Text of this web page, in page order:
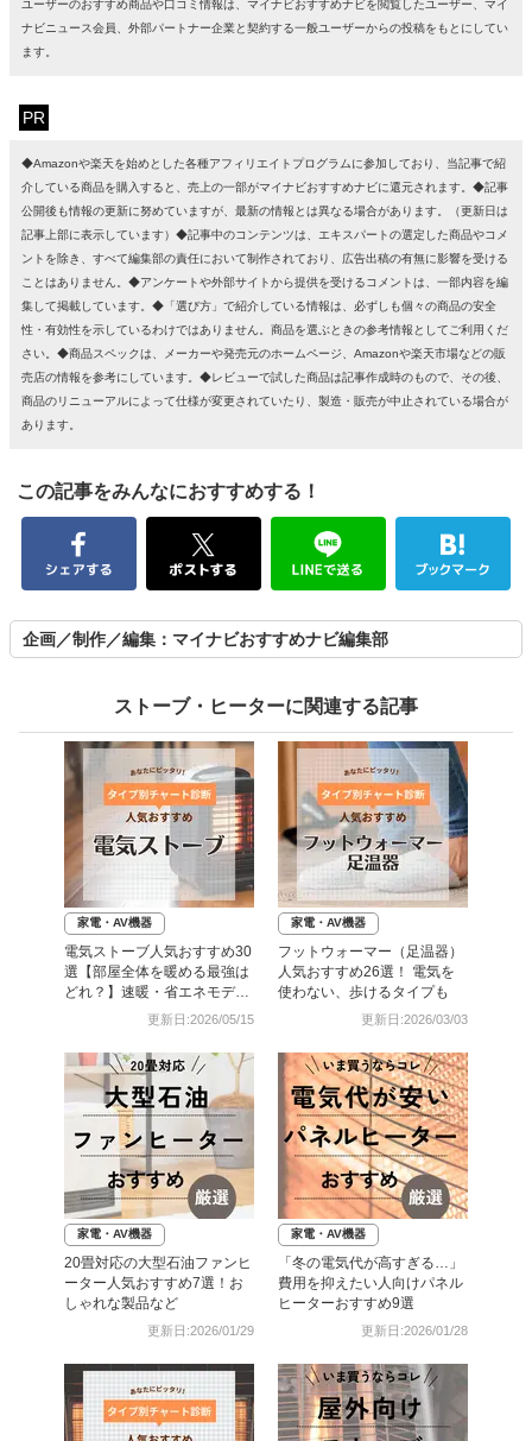
ユーザーのおすすめ商品や口コミ情報は、マイナビおすすめナビを閲覧したユーザー、マイ
ナビニュース会員、外部パートナー企業と契約する一般ユーザーからの投稿をもとにしてい
ます。
PR
◆Amazonや楽天を始めとした各種アフィリエイトプログラムに参加しており、当記事で紹
介している商品を購入すると、売上の一部がマイナビおすすめナビに還元されます。◆記事
公開後も情報の更新に努めていますが、最新の情報とは異なる場合があります。（更新日は
記事上部に表示しています）◆記事中のコンテンツは、エキスパートの選定した商品やコメ
ントを除き、すべて編集部の責任において制作されており、広告出稿の有無に影響を受ける
ことはありません。◆アンケートや外部サイトから提供を受けるコメントは、一部内容を編
集して掲載しています。◆「選び方」で紹介している情報は、必ずしも個々の商品の安全
性・有効性を示しているわけではありません。商品を選ぶときの参考情報としてご利用くだ
さい。◆商品スペックは、メーカーや発売元のホームページ、Amazonや楽天市場などの販
売店の情報を参考にしています。◆レビューで試した商品は記事作成時のもので、その後、
商品のリニューアルによって仕様が変更されていたり、製造・販売が中止されている場合が
あります。
この記事をみんなにおすすめする！
企画／制作／編集：マイナビおすすめナビ編集部
ストーブ・ヒーターに関連する記事
家電・AV機器
電気ストーブ人気おすすめ30
選【部屋全体を暖める最強は
どれ？】速暖・省エネモデル
更新日:2026/05/15
家電・AV機器
フットウォーマー（足温器）
人気おすすめ26選！ 電気を
使わない、歩けるタイプも
更新日:2026/03/03
家電・AV機器
20畳対応の大型石油ファンヒ
ーター人気おすすめ7選！お
しゃれな製品など
更新日:2026/01/29
家電・AV機器
「冬の電気代が高すぎる…」
費用を抑えたい人向けパネル
ヒーターおすすめ9選
更新日:2026/01/28